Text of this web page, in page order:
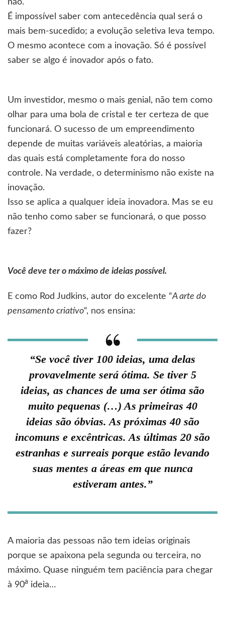
É impossível saber com antecedência qual será o
mais bem-sucedido; a evolução seletiva leva tempo.
O mesmo acontece com a inovação. Só é possível
saber se algo é inovador após o fato.
Um investidor, mesmo o mais genial, não tem como
olhar para uma bola de cristal e ter certeza de que
funcionará. O sucesso de um empreendimento
depende de muitas variáveis ​​aleatórias, a maioria
das quais está completamente fora do nosso
controle. Na verdade, o determinismo não existe na
inovação.
Isso se aplica a qualquer ideia inovadora. Mas se eu
não tenho como saber se funcionará, o que posso
fazer?
Você deve ter o máximo de ideias possível.
E como Rod Judkins, autor do excelente “A arte do
pensamento criativo“, nos ensina:
“Se você tiver 100 ideias, uma delas
provavelmente será ótima. Se tiver 5
ideias, as chances de uma ser ótima são
muito pequenas (…) As primeiras 40
ideias são óbvias. As próximas 40 são
incomuns e excêntricas. As últimas 20 são
estranhas e surreais porque estão levando
suas mentes a áreas em que nunca
estiveram antes.”
A maioria das pessoas não tem ideias originais
porque se apaixona pela segunda ou terceira, no
máximo. Quase ninguém tem paciência para chegar
à 90a ideia…